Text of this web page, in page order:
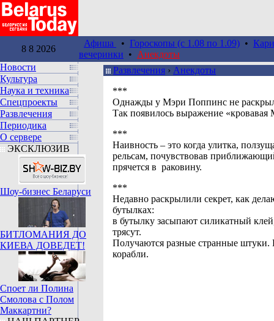
8 8 2026
Афиша • Гороскопы (c 1.08 по 1.09) •
вечеринки • Анекдоты
Новости
Культура
Наука и техника
Спецпроекты
Развлечения
Периодика
О сервере
ЭКСКЛЮЗИВ
Шоу-бизнес Беларуси
БИТЛОМАНИЯ ДО
КИЕВА ДОВЕДЕТ!
Споет ли Полина
Смолова с Полом
Маккартни?
Развлечения › Анекдоты
***
Однажды у Мэри Поппинс не
Так появилось выражение «кровавая
***
Наивность – это когда улитка,
рельсам, почувствовав
прячется в раковину.
***
Недавно раскрылили секрет, как
бутылках:
в бутылку засыпают силикатный
трясут.
Получаются разные странные штуки.
корабли.